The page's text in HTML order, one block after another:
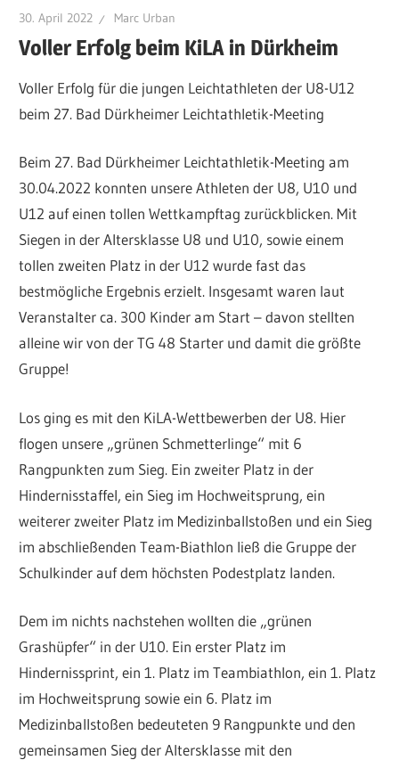
30. April 2022 Marc Urban
Voller Erfolg beim KiLA in Dürkheim
Voller Erfolg für die jungen Leichtathleten der U8-U12
beim 27. Bad Dürkheimer Leichtathletik-Meeting
Beim 27. Bad Dürkheimer Leichtathletik-Meeting am
30.04.2022 konnten unsere Athleten der U8, U10 und
U12 auf einen tollen Wettkampftag zurückblicken. Mit
Siegen in der Altersklasse U8 und U10, sowie einem
tollen zweiten Platz in der U12 wurde fast das
bestmögliche Ergebnis erzielt. Insgesamt waren laut
Veranstalter ca. 300 Kinder am Start – davon stellten
alleine wir von der TG 48 Starter und damit die größte
Gruppe!
Los ging es mit den KiLA-Wettbewerben der U8. Hier
flogen unsere „grünen Schmetterlinge“ mit 6
Rangpunkten zum Sieg. Ein zweiter Platz in der
Hindernisstaffel, ein Sieg im Hochweitsprung, ein
weiterer zweiter Platz im Medizinballstoßen und ein Sieg
im abschließenden Team-Biathlon ließ die Gruppe der
Schulkinder auf dem höchsten Podestplatz landen.
Dem im nichts nachstehen wollten die „grünen
Grashüpfer“ in der U10. Ein erster Platz im
Hindernissprint, ein 1. Platz im Teambiathlon, ein 1. Platz
im Hochweitsprung sowie ein 6. Platz im
Medizinballstoßen bedeuteten 9 Rangpunkte und den
gemeinsamen Sieg der Altersklasse mit den